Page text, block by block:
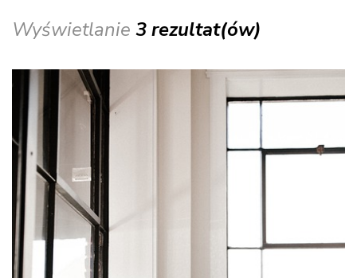
Wyświetlanie 3 rezultat(ów)